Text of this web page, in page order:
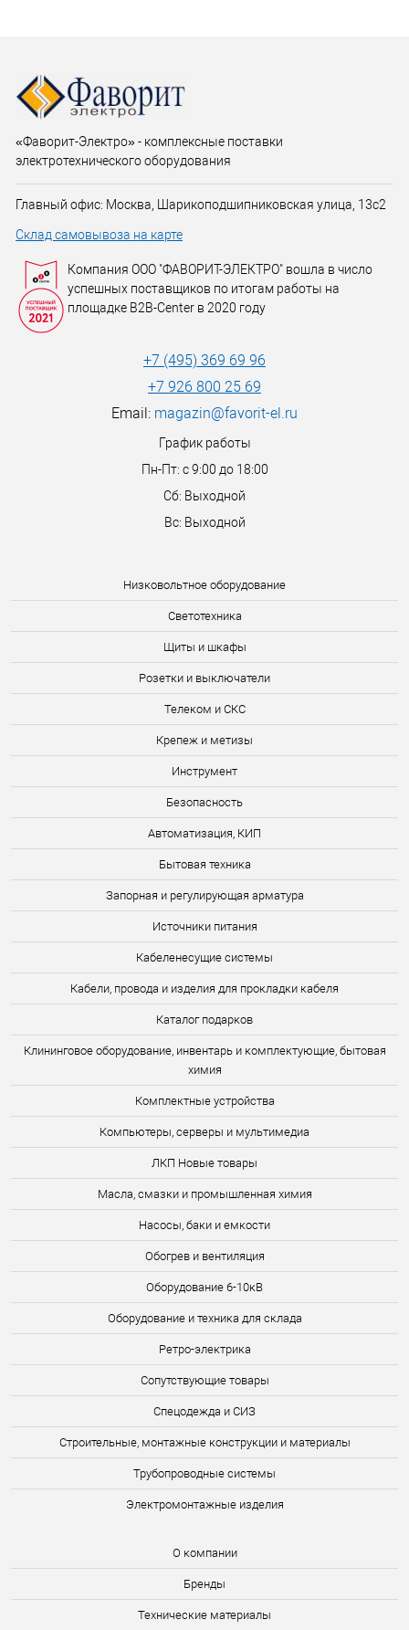
Низковольтное оборудование
Светотехника
Щиты и шкафы
Розетки и выключатели
Телеком и СКС
Крепеж и метизы
Инструмент
Безопасность
Автоматизация, КИП
Бытовая техника
Запорная и регулирующая арматура
Источники питания
Кабеленесущие системы
Кабели, провода и изделия для прокладки кабеля
Каталог подарков
Клининговое оборудование, инвентарь и комплектующие, бытовая
химия
Комплектные устройства
Компьютеры, серверы и мультимедиа
ЛКП Новые товары
Масла, смазки и промышленная химия
Насосы, баки и емкости
Обогрев и вентиляция
Оборудование 6-10кВ
Оборудование и техника для склада
Ретро-электрика
Сопутствующие товары
Спецодежда и СИЗ
Строительные, монтажные конструкции и материалы
Трубопроводные системы
Электромонтажные изделия
О компании
Бренды
Технические материалы
«Фаворит-Электро» - комплексные поставки
электротехнического оборудования
Главный офис: Москва, Шарикоподшипниковская улица, 13с2
Склад самовывоза на карте
Компания ООО "ФАВОРИТ-ЭЛЕКТРО" вошла в число
успешных поставщиков по итогам работы на
площадке B2B-Center в 2020 году
+7 (495) 369 69 96
+7 926 800 25 69
Email: magazin@favorit-el.ru
График работы
Пн-Пт: с 9:00 до 18:00
Сб: Выходной
Вс: Выходной